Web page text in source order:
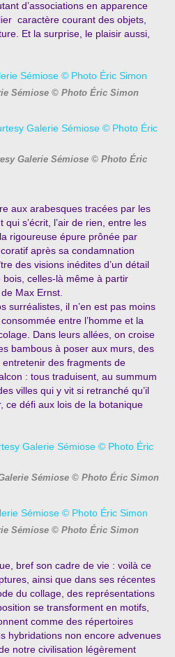
d’associations en apparence
caractère courant des objets,
Et la surprise, le plaisir aussi,
Sémiose © Photo Éric Simon
Galerie Sémiose © Photo Éric
aux arabesques tracées par les
s’écrit, l’air de rien, entre les
rigoureuse épure prônée par
après sa condamnation
des visions inédites d’un détail
celles-là même à partir
Max Ernst.
surréalistes, il n’en est pas moins
entre l’homme et la
Dans leurs allées, on croise
bambous à poser aux murs, des
des fragments de
: tous traduisent, au summum
villes qui y vit si retranché qu’il
ce défi aux lois de la botanique
Sémiose © Photo Éric Simon
Sémiose © Photo Éric Simon
bref son cadre de vie : voilà ce
ainsi que dans ses récentes
du collage, des représentations
se transforment en motifs,
comme des répertoires
hybridations non encore advenues
notre civilisation légèrement